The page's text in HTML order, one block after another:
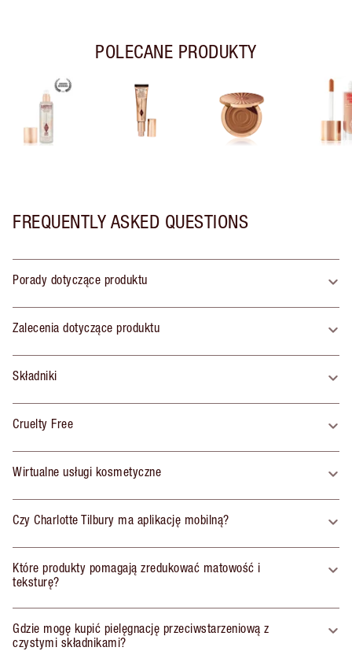
POLECANE PRODUKTY
FREQUENTLY ASKED QUESTIONS
Porady dotyczące produktu
Zalecenia dotyczące produktu
Składniki
Cruelty Free
Wirtualne usługi kosmetyczne
Czy Charlotte Tilbury ma aplikację mobilną?
Które produkty pomagają zredukować matowość i
teksturę?
Gdzie mogę kupić pielęgnację przeciwstarzeniową z
czystymi składnikami?